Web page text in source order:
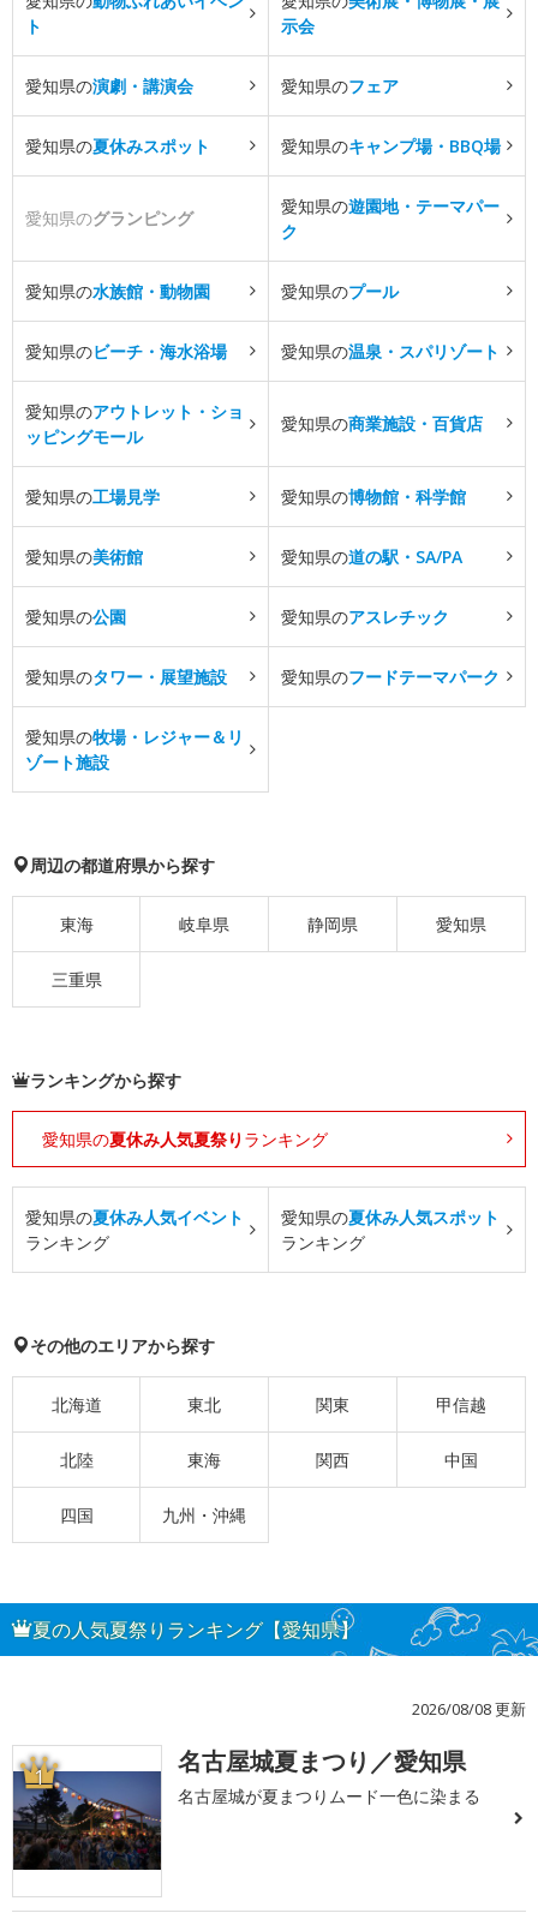
ト
示会
愛知県の演劇・講演会 愛知県のフェア
愛知県の夏休みスポット 愛知県のキャンプ場・BBQ場
愛知県のグランピング
愛知県の遊園地・テーマパー
ク
愛知県の水族館・動物園 愛知県のプール
愛知県のビーチ・海水浴場 愛知県の温泉・スパリゾート
愛知県のアウトレット・ショ
ッピングモール
愛知県の商業施設・百貨店
愛知県の工場見学 愛知県の博物館・科学館
愛知県の美術館 愛知県の道の駅・SA/PA
愛知県の公園 愛知県のアスレチック
愛知県のタワー・展望施設 愛知県のフードテーマパーク
愛知県の牧場・レジャー＆リ
ゾート施設
周辺の都道府県から探す
東海 岐阜県 静岡県 愛知県
三重県
ランキングから探す
愛知県の夏休み人気夏祭り ランキング
愛知県の夏休み人気イベント
ランキング
愛知県の夏休み人気スポット
ランキング
その他のエリアから探す
北海道 東北 関東 甲信越
北陸 東海 関西 中国
四国 九州・沖縄
夏の人気夏祭りランキング【愛知県】
2026/08/08 更新
1 名古屋城夏まつり／愛知県
名古屋城が夏まつりムード一色に染まる